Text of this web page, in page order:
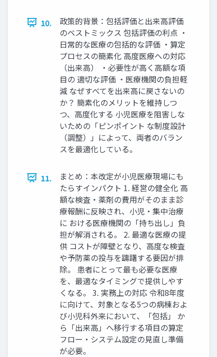
10.
政策的背景：包括評価と出来高評価
のベストミックス 包括評価の利点 ・
日常的な医療の包括的な評価 ・算定
プロセスの簡素化 高度医療への対応
（出来高） ・必要性が高く高額な項
目の 適切な評価 ・医療機関の負担軽
減 なぜすべてを出来高に戻さないの
か？ 簡素化のメリットを維持しつ
つ、高度化する 小児医療を阻害しな
いための「ピンポイント な制度設計
（調整）」によって、両者のバラン
スを最適化している。
11.
まとめ：本改定が小児医療現場にも
たらすインパクト 1. 経営の健全化 高
額な検査・薬剤の費用がそのまま診
療報酬に反映され、小児・集中治療
に おける医療機関の「持ち出し」負
担が解消される。 2. 最適な医療の提
供 コストが障壁となり、高度な検査
や予防薬の投与を躊躇する要因が排
除。 患者にとって最も必要な医療
を、最適なタイミングで提供しやす
くなる。 3. 実務上の対応 令和8年度
に向けて、対象となる5つの病棟およ
び小児科外来において、「包括」 か
ら「出来高」へ移行する項目の算定
フロー・システム設定の見直し準備
が必要。